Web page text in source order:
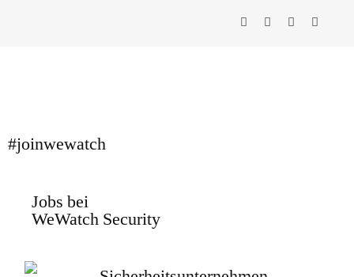
#joinwewatch
Jobs bei
WeWatch Security